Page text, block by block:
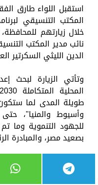
استقبل اللواء طارق
المكتب التنسيقي
خلال زيارتهم
نائب مدير المكتب
الدين الليثي السكرتير
وتأتي الزيارة لبحث
طويلة المدى لما
للجهود التنموية وما تم
بصعيد مصر، والمبادرة